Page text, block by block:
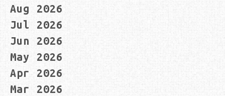
Aug 2026
Jul 2026
Jun 2026
May 2026
Apr 2026
Mar 2026